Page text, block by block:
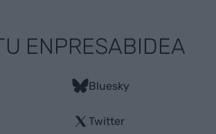
ENPRESABIDEA
Bluesky
Twitter